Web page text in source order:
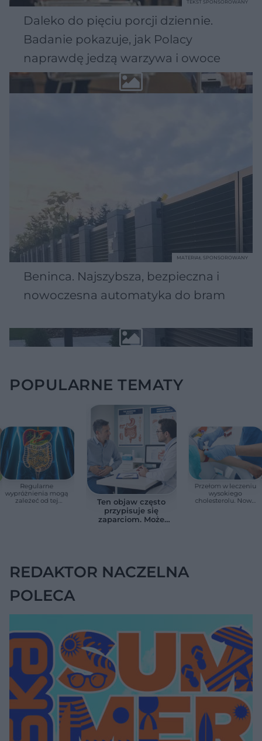
Daleko do pięciu porcji dziennie.
Badanie pokazuje, jak Polacy
naprawdę jedzą warzywa i owoce
TEKST SPONSOROWANY
Beninca. Najszybsza, bezpieczna i
nowoczesna automatyka do bram
MATERIAŁ SPONSOROWANY
POPULARNE TEMATY
Regularne
wypróżnienia mogą
zależeć od tej
Ten objaw często
przypisuje się
zaparciom. Może
Przełom w leczeniu
wysokiego
cholesterolu. Nowa
REDAKTOR NACZELNA
POLECA